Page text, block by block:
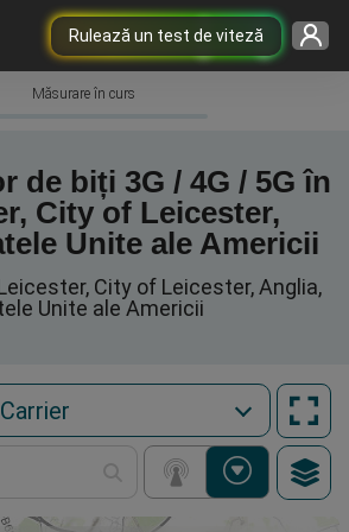
Rulează un test de viteză
Măsurare în curs
de biți 3G / 4G / 5G în
City of Leicester,
Unite ale Americii
City of Leicester, Anglia,
Unite ale Americii